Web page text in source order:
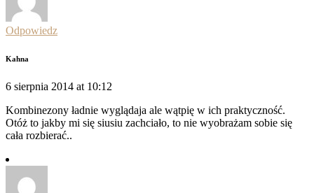
Odpowiedz
Kahna
6 sierpnia 2014 at 10:12
Kombinezony ładnie wyglądaja ale wątpię w ich praktyczność.
Otóż to jakby mi się siusiu zachciało, to nie wyobrażam sobie się
cała rozbierać..